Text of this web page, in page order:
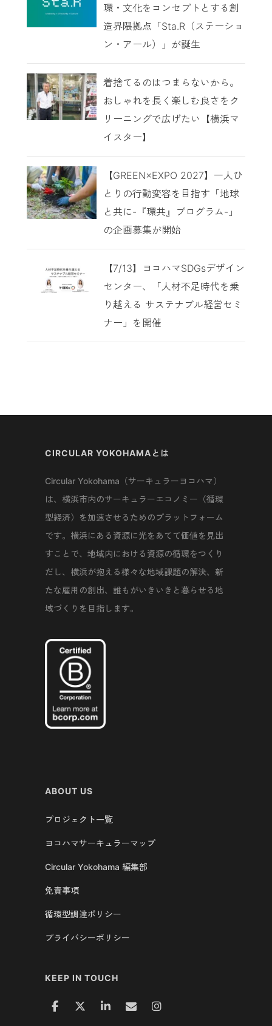
環・文化をコンセプトとする創
造界隈拠点「Sta.R（ステーショ
ン・アール）」が誕生
着捨てるのはつまらないから。
おしゃれを長く楽しむ良さをク
リーニングで広げたい【横浜マ
イスター】
【GREEN×EXPO 2027】一人ひ
とりの行動変容を目指す「地球
と共に-『環共』プログラム-」
の企画募集が開始
【7/13】ヨコハマSDGsデザイン
センター、「人材不足時代を乗
り越える サステナブル経営セミ
ナー」を開催
CIRCULAR YOKOHAMAとは
Circular Yokohama（サーキュラーヨコハマ）
は、横浜市内のサーキュラーエコノミー（循環
型経済）を加速させるためのプラットフォーム
です。横浜にある資源に光をあてて価値を見出
すことで、地域内における資源の循環をつくり
だし、横浜が抱える様々な地域課題の解決、新
たな雇用の創出、誰もがいきいきと暮らせる地
域づくりを目指します。
ABOUT US
プロジェクト一覧
ヨコハマサーキュラーマップ
Circular Yokohama 編集部
免責事項
循環型調達ポリシー
プライバシーポリシー
KEEP IN TOUCH